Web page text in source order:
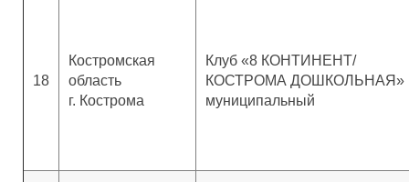
18
Костромская
область
г. Кострома
Клуб «8 КОНТИНЕНТ/
КОСТРОМА ДОШКОЛЬНАЯ»
муниципальный